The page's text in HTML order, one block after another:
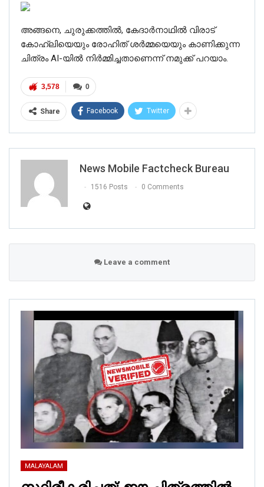
അങ്ങനെ, ചുരുക്കത്തില്‍, കേദാർനാഥിൽ വിരാട്
കോഹ്‌ലിയെയും രോഹിത് ശർമ്മയെയും കാണിക്കുന്ന
ചിത്രം AI-യിൽ നിർമ്മിച്ചതാണെന്ന് നമുക്ക് പറയാം.
0
3,578
Share Facebook Twitter
News Mobile Factcheck Bureau
1516 Posts 0 Comments
Leave a comment
MALAYALAM